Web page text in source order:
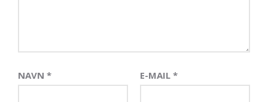
NAVN * E-MAIL *